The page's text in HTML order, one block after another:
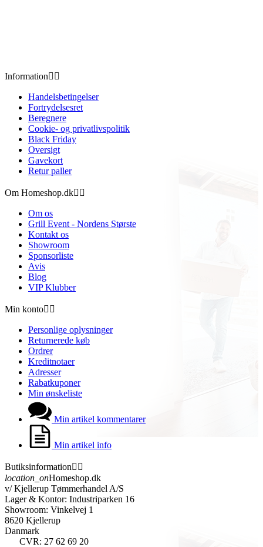
Information 
Handelsbetingelser
Fortrydelsesret
Beregnere
Cookie- og privatlivspolitik
Black Friday
Oversigt
Gavekort
Retur paller
Om Homeshop.dk 
Om os
Grill Event - Nordens Største
Kontakt os
Showroom
Sponsorliste
Avis
Blog
VIP Klubber
Min konto 
Personlige oplysninger
Returnerede køb
Ordrer
Kreditnotaer
Adresser
Rabatkuponer
Min ønskeliste
Min artikel kommentarer
Min artikel info
Butiksinformation 
location_onHomeshop.dk
v/ Kjellerup Tømmerhandel A/S
Lager & Kontor: Industriparken 16
Showroom: Vinkelvej 1
8620 Kjellerup
Danmark
CVR: 27 62 69 20